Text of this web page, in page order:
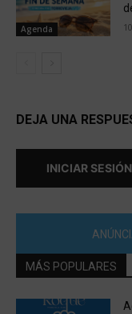
Agenda
DEJA UNA
INICIAR
MÁS POPULARES